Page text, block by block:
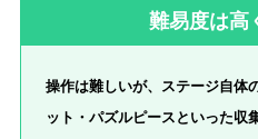
難易度は高
操作は難しいが、ステージ自体
ット・パズルピースといった収